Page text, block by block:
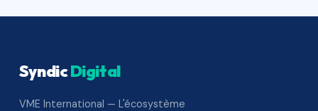
SyndicDigital
VME International — L'écosystème